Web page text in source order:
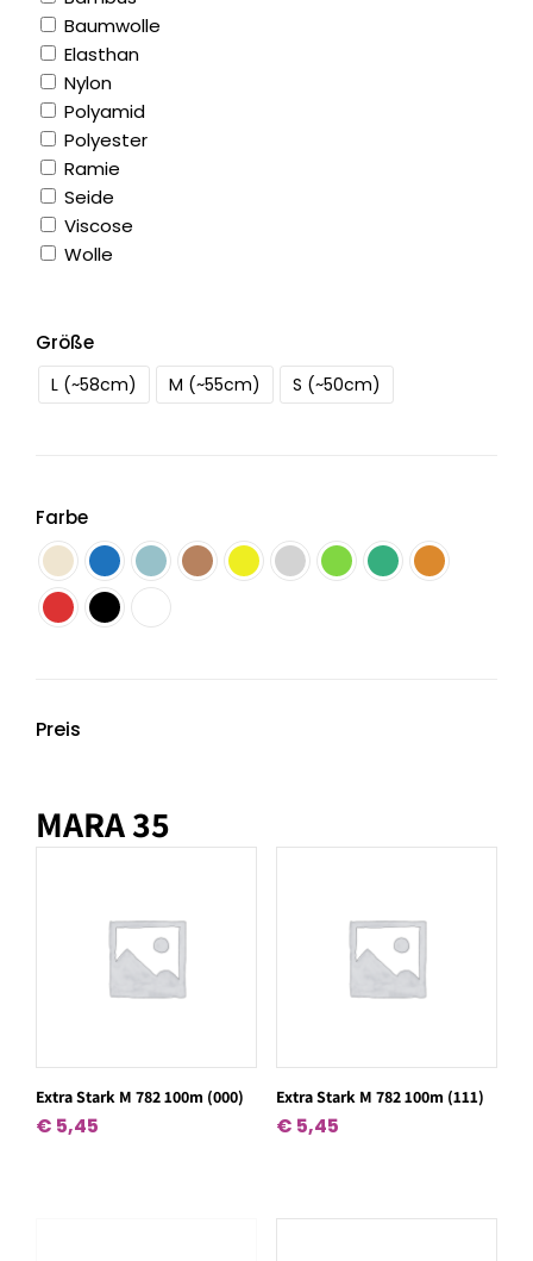
Baumwolle
Elasthan
Nylon
Polyamid
Polyester
Ramie
Seide
Viscose
Wolle
Größe
L (~58cm) M (~55cm) S (~50cm)
Farbe
Preis
MARA 35
Extra Stark M 782 100m (000)
€ 5,45
Extra Stark M 782 100m (111)
€ 5,45